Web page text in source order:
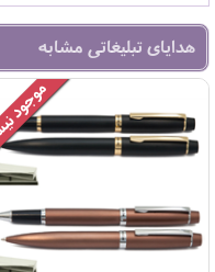
هدایای تبلیغاتی مشابه